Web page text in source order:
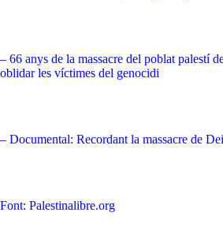
– 66 anys de la massacre del poblat palestí
oblidar les víctimes del genocidi
– Documental: Recordant la massacre de
Font: Palestinalibre.org